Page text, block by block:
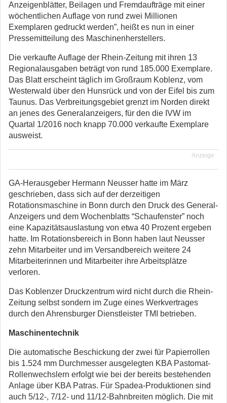
Anzeigenblätter, Beilagen und Fremdaufträge mit einer
wöchentlichen Auflage von rund zwei Millionen
Exemplaren gedruckt werden”, heißt es nun in einer
Pressemitteilung des Maschinenherstellers.
Die verkaufte Auflage der Rhein-Zeitung mit ihren 13
Regionalausgaben beträgt von rund 185.000 Exemplare.
Das Blatt erscheint täglich im Großraum Koblenz, vom
Westerwald über den Hunsrück und von der Eifel bis zum
Taunus. Das Verbreitungsgebiet grenzt im Norden direkt
an jenes des Generalanzeigers, für den die IVW im
Quartal 1/2016 noch knapp 70.000 verkaufte Exemplare
ausweist.
Anzeige
GA-Herausgeber Hermann Neusser hatte im März
geschrieben, dass sich auf der derzeitigen
Rotationsmaschine in Bonn durch den Druck des General-
Anzeigers und dem Wochenblatts “Schaufenster” noch
eine Kapazitätsauslastung von etwa 40 Prozent ergeben
hatte. Im Rotationsbereich in Bonn haben laut Neusser
zehn Mitarbeiter und im Versandbereich weitere 24
Mitarbeiterinnen und Mitarbeiter ihre Arbeitsplätze
verloren.
Das Koblenzer Druckzentrum wird nicht durch die Rhein-
Zeitung selbst sondern im Zuge eines Werkvertrages
durch den Ahrensburger Dienstleister TMI betrieben.
Maschinentechnik
Die automatische Beschickung der zwei für Papierrollen
bis 1.524 mm Durchmesser ausgelegten KBA Pastomat-
Rollenwechslern erfolgt wie bei der bereits bestehenden
Anlage über KBA Patras. Für Spadea-Produktionen sind
auch 5/12-, 7/12- und 11/12-Bahnbreiten möglich. Die mit